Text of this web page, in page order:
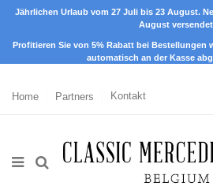
Jährlichen Urlaub vom 27 Juli bis 23 August.
August
Profitieren Sie von 5% Rabatt bei Bestellungen
automatisch an der Kasse
Home Partners Kontakt